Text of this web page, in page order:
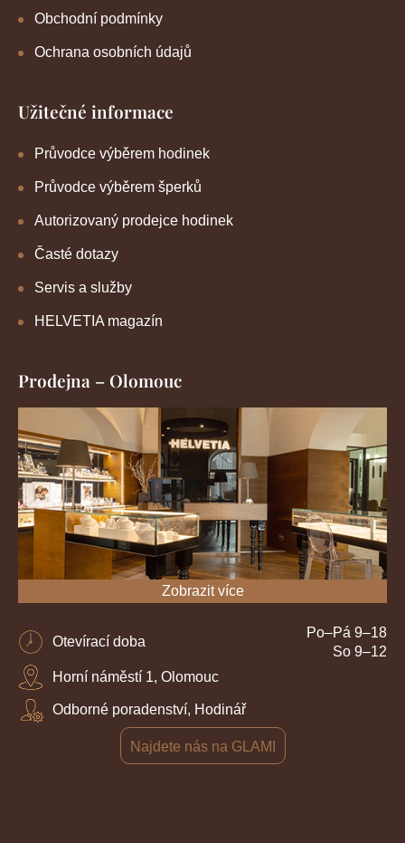
Obchodní podmínky
Ochrana osobních údajů
Užitečné informace
Průvodce výběrem hodinek
Průvodce výběrem šperků
Autorizovaný prodejce hodinek
Časté dotazy
Servis a služby
HELVETIA magazín
Prodejna – Olomouc
Zobrazit více
Otevírací doba
Po–Pá 9–18
So 9–12
Horní náměstí 1, Olomouc
Odborné poradenství, Hodinář
Najdete nás na GLAMI